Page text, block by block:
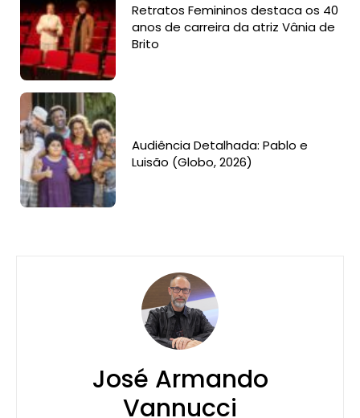
Retratos Femininos destaca os 40
anos de carreira da atriz Vânia de
Brito
Audiência Detalhada: Pablo e
Luisão (Globo, 2026)
José Armando
Vannucci